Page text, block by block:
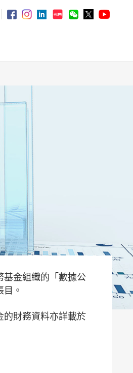
基金組織的「數據公
。
的財務資料亦詳載於